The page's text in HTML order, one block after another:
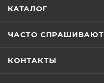
КАТАЛОГ
ЧАСТО СПРАШИВАЮТ
КОНТАКТЫ